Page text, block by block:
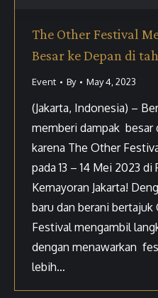
The Other Festival
Besar ke Depan di
Event By May 4, 2023
(Jakarta, Indonesia) –
memberi dampak besar
karena The Other
pada 13 – 14 Mei 2023 di
Kemayoran Jakarta!
baru dan berani
Festival mengambil
dengan menawarkan
lebih…